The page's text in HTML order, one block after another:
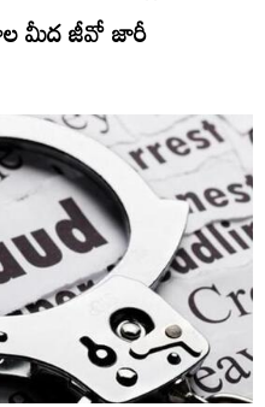
మీద జీవో జారీ